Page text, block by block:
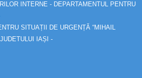
INTERNE - DEPARTAMENTUL PENTRU
SITUAȚII DE URGENȚĂ “MIHAIL
IAȘI -